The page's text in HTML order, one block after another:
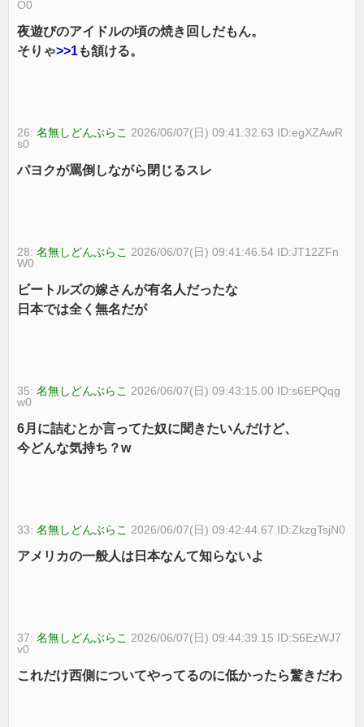
O0
夜遊びのアイドルの頃の焼き回しだもん。
そりゃ>>1も頷ける。
26:名無しどんぶらこ 2026/06/07(日) 09:41:32.63 ID:egXZAwR
s0
パヨクが罵倒しながら閉じるスレ
28:名無しどんぶらこ 2026/06/07(日) 09:41:46.54 ID:JT12ZFn
W0
ビートルズの嫁さんが有名人だったな
日本では全く無名だが
35:名無しどんぶらこ 2026/06/07(日) 09:43:15.00 ID:s6EPQqg
w0
6月に詰むとか言ってた奴に聞きたいんだけど、
今どんな気持ち？w
33:名無しどんぶらこ 2026/06/07(日) 09:42:44.67 ID:ZkzgTsjN0
アメリカの一般人は日本なんて知らないよ
37:名無しどんぶらこ 2026/06/07(日) 09:44:39.15 ID:S6EzWJ7
v0
これだけ西側についてやってるのに低かったら驚きだわ